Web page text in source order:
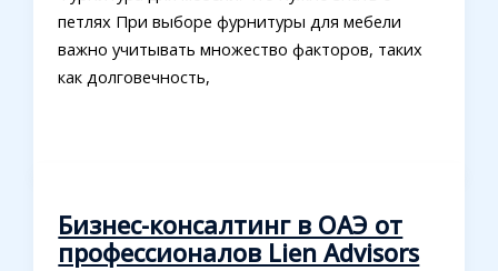
петлях При выборе фурнитуры для мебели
важно учитывать множество факторов, таких
как долговечность,
Бизнес-консалтинг в ОАЭ от
профессионалов Lien Advisors